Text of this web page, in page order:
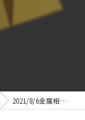
2021/8/6金属相場情報